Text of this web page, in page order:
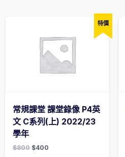
特價
常規課堂 課堂錄像 P4英
文 C系列(上) 2022/23
學年
$800 $400